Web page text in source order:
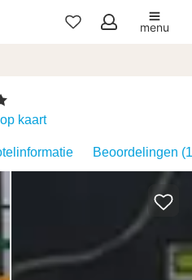
Mijn
menu
kaart
Beoordelingen